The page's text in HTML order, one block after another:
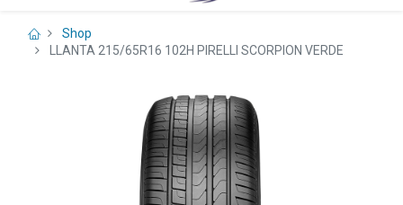
Shop
LLANTA 215/65R16 102H PIRELLI SCORPION VERDE